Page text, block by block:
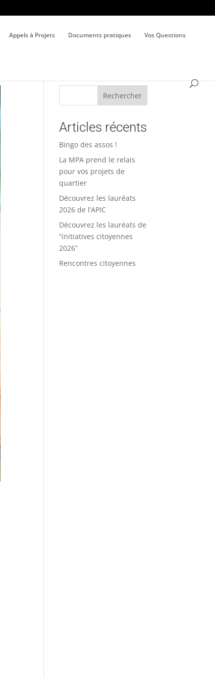
Appels à Projets Documents pratiques Vos Questions
Rechercher
Articles récents
Bingo des assos !
La MPA prend le relais
pour vos projets de
quartier
Découvrez les lauréats
2026 de l’APIC
Découvrez les lauréats de
“initiatives citoyennes
2026”
Rencontres citoyennes